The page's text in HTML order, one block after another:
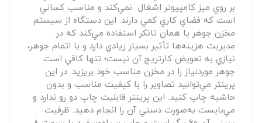
بر روي ميز كامپيوتر اشغال نمي‌كند و مناسب كساني
است كه فضاي كاري كمي دارند. اين دستگاه از سيستم
مخزن جوهر يا همان تانكر استفاده مي‌كند كه در
مديريت هزينه‌ها تأثير بسيار زيادي دارد و با اتمام جوهر،
نيازي به تعويض كارتريج آن نيست؛ تنها كافي است
جوهر موردنياز را در مخزن مناسب خود بريزيد. در اين
پرينتر مي‌توانيد تصاوير را با كيفيت مناسب و بدون
حاشيه چاپ كنيد. اين پرينتر قابليت چاپ دو رو ندارد و
مي‌بايست به‌صورت دستي آن را انجام دهيد. ظرفيت